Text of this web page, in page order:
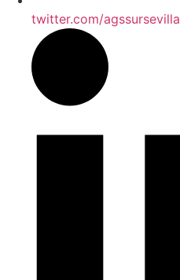
twitter.com/agssursevilla